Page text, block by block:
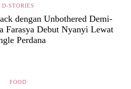
D-STORIES
dengan Unbothered Demi-
Farasya Debut Nyanyi Lewat
Perdana
FOOD